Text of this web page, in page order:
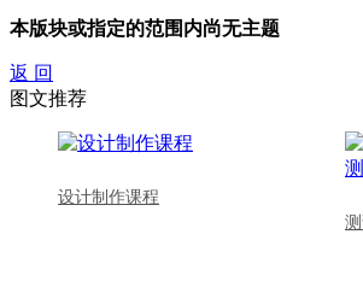
本版块或指定的范围内尚无主题
返 回
图文推荐
设计制作课程